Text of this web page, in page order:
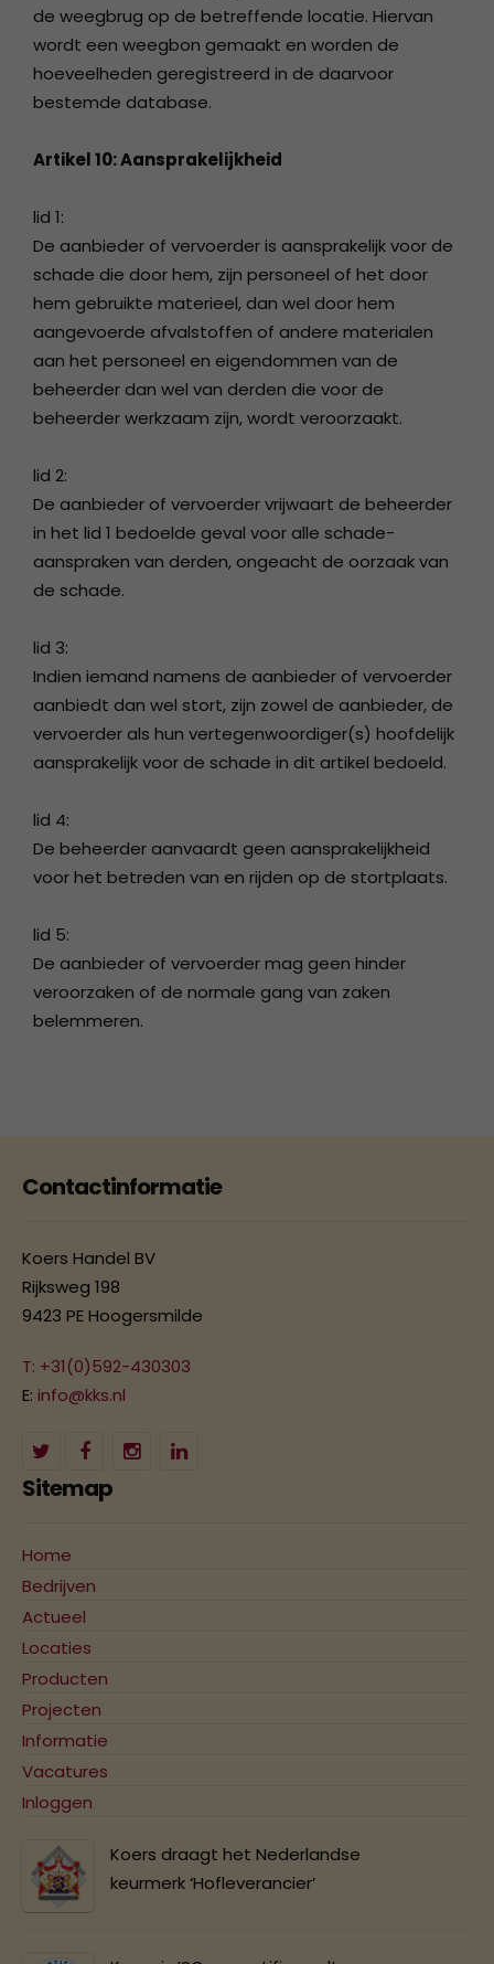
de weegbrug op de betreffende locatie. Hiervan
wordt een weegbon gemaakt en worden de
hoeveelheden geregistreerd in de daarvoor
bestemde database.
Artikel 10: Aansprakelijkheid
lid 1:
De aanbieder of vervoerder is aansprakelijk voor de
schade die door hem, zijn personeel of het door
hem gebruikte materieel, dan wel door hem
aangevoerde afvalstoffen of andere materialen
aan het personeel en eigendommen van de
beheerder dan wel van derden die voor de
beheerder werkzaam zijn, wordt veroorzaakt.
lid 2:
De aanbieder of vervoerder vrijwaart de beheerder
in het lid 1 bedoelde geval voor alle schade-
aanspraken van derden, ongeacht de oorzaak van
de schade.
lid 3:
Indien iemand namens de aanbieder of vervoerder
aanbiedt dan wel stort, zijn zowel de aanbieder, de
vervoerder als hun vertegenwoordiger(s) hoofdelijk
aansprakelijk voor de schade in dit artikel bedoeld.
lid 4:
De beheerder aanvaardt geen aansprakelijkheid
voor het betreden van en rijden op de stortplaats.
lid 5:
De aanbieder of vervoerder mag geen hinder
veroorzaken of de normale gang van zaken
belemmeren.
Contactinformatie
Koers Handel BV
Rijksweg 198
9423 PE Hoogersmilde
T: +31(0)592-430303
E: info@kks.nl
Sitemap
Home
Bedrijven
Actueel
Locaties
Producten
Projecten
Informatie
Vacatures
Inloggen
Koers draagt het Nederlandse
keurmerk ‘Hofleverancier’